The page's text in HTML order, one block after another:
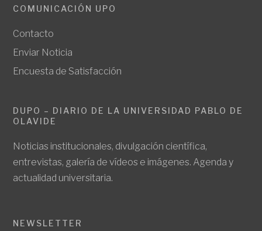
COMUNICACIÓN UPO
Contacto
Enviar Noticia
Encuesta de Satisfacción
DUPO – DIARIO DE LA UNIVERSIDAD PABLO DE
OLAVIDE
Noticias institucionales, divulgación científica,
entrevistas, galería de vídeos e imágenes. Agenda y
actualidad universitaria.
NEWSLETTER